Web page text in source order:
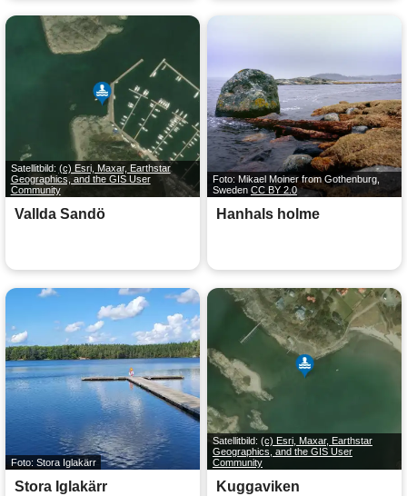
Satellitbild: (c) Esri, Maxar, Earthstar
Geographics, and the GIS User
Community
Vallda Sandö
Foto: Mikael Moiner from Gothenburg,
Sweden CC BY 2.0
Hanhals holme
Foto: Stora Iglakärr
Stora Iglakärr
Satellitbild: (c) Esri, Maxar, Earthstar
Geographics, and the GIS User
Community
Kuggaviken